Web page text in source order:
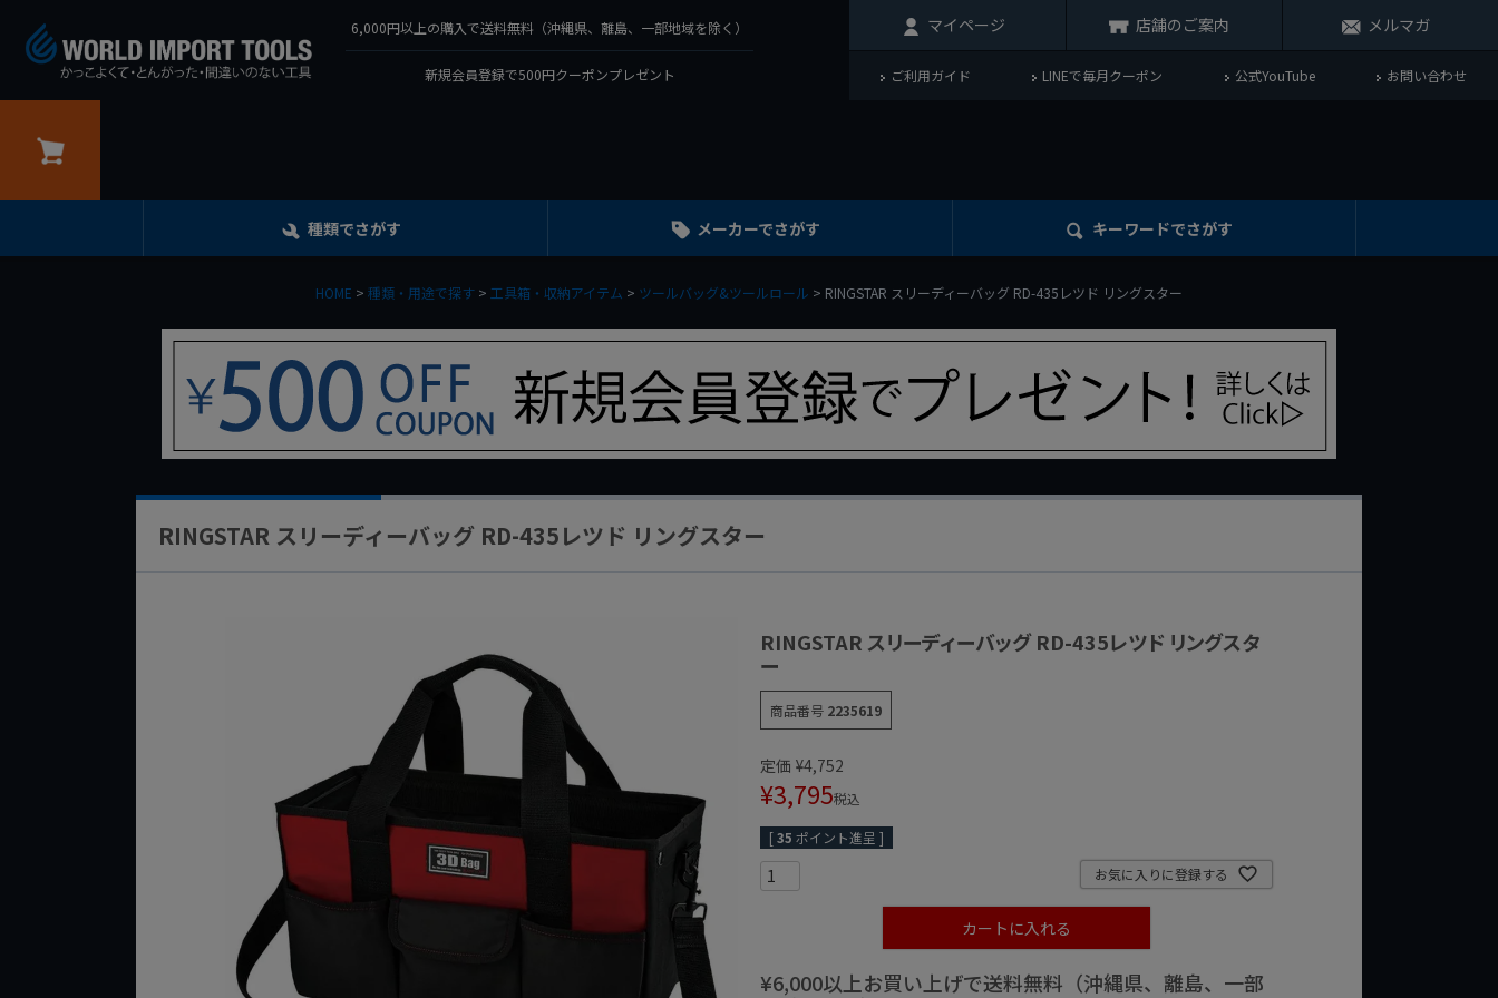
6,000円以上の購入で送料無料（沖縄県、離島、一部地域を除く）
新規会員登録で500円クーポンプレゼント
マイページ 店舗のご案内 メルマガ
ご利用ガイド LINEで毎月クーポン 公式YouTube お問い合わせ
種類でさがす メーカーでさがす キーワードでさがす
HOME 種類・用途で探す 工具箱・収納アイテム ツールバッグ&ツールロール RINGSTAR スリーディーバッグ RD-435レツド リングスター
RINGSTAR スリーディーバッグ RD-435レツド リングスター
RINGSTAR スリーディーバッグ RD-435レツド リングスタ
ー
商品番号 2235619
定価 ¥4,752
¥3,795税込
[35 ポイント進呈 ]
お気に入りに登録する
カートに入れる
¥6,000以上お買い上げで送料無料（沖縄県、離島、一部